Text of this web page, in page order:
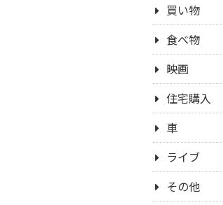
買い物
食べ物
映画
住宅購入
車
ライブ
その他